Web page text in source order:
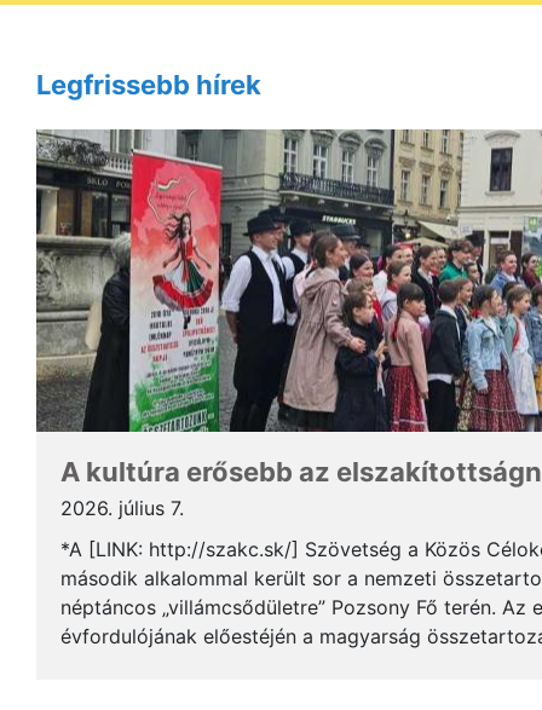
Legfrissebb hírek
A kultúra erősebb az
2026. július 7.
*A [LINK: http://szakc.sk/] Szövetség a Közös
második alkalommal került sor a nemzeti
néptáncos „villámcsődületre” Pozsony Fő terén. Az
évfordulójának előestéjén a magyarság